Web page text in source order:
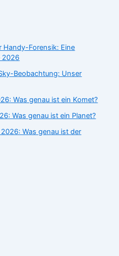
Forensik: Eine
2026
Beobachtung: Unser
Was genau ist ein Komet?
Was genau ist ein Planet?
Was genau ist der